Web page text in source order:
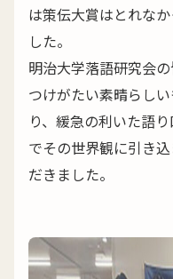
は策伝大賞はとれな
した。
明治大学落語研究会
つけがたい素晴らし
り、緩急の利いた語
でその世界観に引き
だきました。